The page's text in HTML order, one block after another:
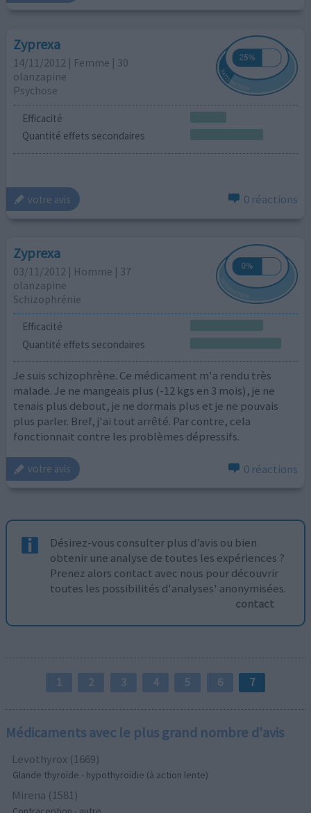
Zyprexa
14/11/2012 | Femme | 30
olanzapine
Psychose
Efficacité
Quantité effets secondaires
votre avis 0 réactions
Zyprexa
03/11/2012 | Homme | 37
olanzapine
Schizophrénie
Efficacité
Quantité effets secondaires
Je suis schizophrène. Ce médicament m'a rendu très
malade. Je ne mangeais plus (-12 kgs en 3 mois), je ne
tenais plus debout, je ne dormais plus et je ne pouvais
plus parler. Bref, j'ai tout arrêté. Par contre, cela
fonctionnait contre les problèmes dépressifs.
votre avis 0 réactions
Désirez-vous consulter plus d’avis ou bien
obtenir une analyse de toutes les expériences ?
Prenez alors contact avec nous pour découvrir
toutes les possibilités d'analyses' anonymisées.
contact
1 2 3 4 5 6 7
Médicaments avec le plus grand nombre d'avis
Levothyrox (1669)
Glande thyroïde - hypothyroïdie (à action lente)
Mirena (1581)